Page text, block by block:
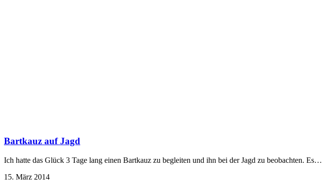
Bartkauz auf Jagd
Ich hatte das Glück 3 Tage lang einen Bartkauz zu begleiten und ihn bei der Jagd zu beobachten. Es…
15. März 2014